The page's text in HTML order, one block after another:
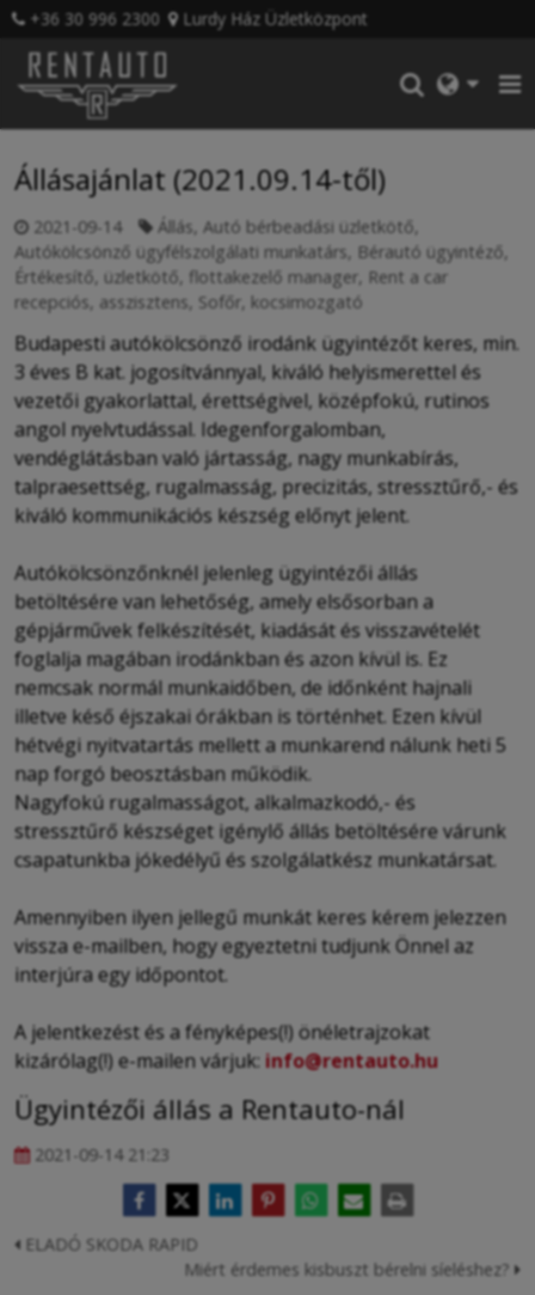
+36 30 996 2300 Lurdy Ház Üzletközpont
Állásajánlat (2021.09.14-től)
2021-09-14 Állás ,Autó bérbeadási üzletkötő
Autókölcsönző ügyfélszolgálati munkatárs Bérautó ügyintéző
Értékesítő, üzletkötő flottakezelő manager Rent a car
recepciós, asszisztens Sofőr, kocsimozgató
Budapesti autókölcsönző irodánk ügyintézőt keres, min.
3 éves B kat. jogosítvánnyal, kiváló helyismerettel és
vezetői gyakorlattal, érettségivel, középfokú, rutinos
angol nyelvtudással. Idegenforgalomban,
vendéglátásban való jártasság, nagy munkabírás,
talpraesettség, rugalmasság, precizitás, stressztűrő,- és
kiváló kommunikációs készség előnyt jelent.
Autókölcsönzőnknél jelenleg ügyintézői állás
betöltésére van lehetőség, amely elsősorban a
gépjárművek felkészítését, kiadását és visszavételét
foglalja magában irodánkban és azon kívül is. Ez
nemcsak normál munkaidőben, de időnként hajnali
illetve késő éjszakai órákban is történhet. Ezen kívül
hétvégi nyitvatartás mellett a munkarend nálunk heti 5
nap forgó beosztásban működik.
Nagyfokú rugalmasságot, alkalmazkodó,- és
stressztűrő készséget igénylő állás betöltésére várunk
csapatunkba jókedélyű és szolgálatkész munkatársat.
Amennyiben ilyen jellegű munkát keres kérem jelezzen
vissza e-mailben, hogy egyeztetni tudjunk Önnel az
interjúra egy időpontot.
A jelentkezést és a fényképes(!) önéletrajzokat
kizárólag(!) e-mailen várjuk: info@rentauto.hu
Ügyintézői állás a Rentauto-nál
2021-09-14 21:23
ELADÓ SKODA RAPID
Miért érdemes kisbuszt bérelni síeléshez?